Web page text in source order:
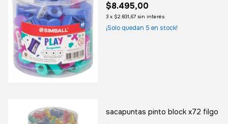
$8.495,00
3 x $2.831,67 sin interés
¡Solo quedan 5 en stock!
sacapuntas pinto block x72 filgo